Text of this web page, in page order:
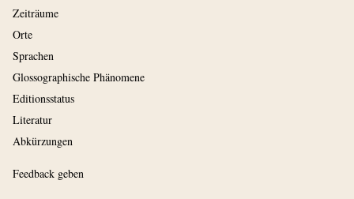
Zeiträume
Orte
Sprachen
Glossographische Phänomene
Editionsstatus
Literatur
Abkürzungen
Feedback geben